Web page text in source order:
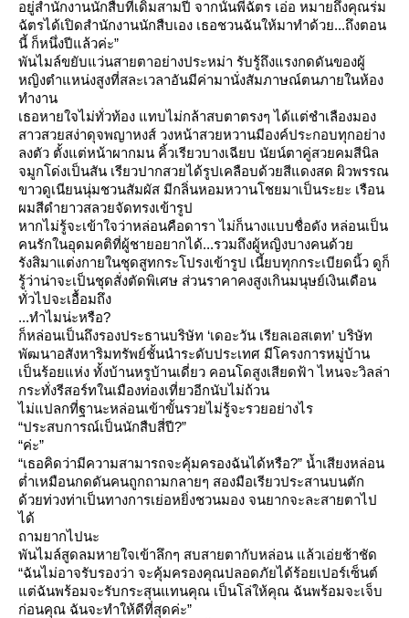
อยู่สำนักงานนักสืบที่เดิมสามปี จากนั้นพี่ฉัตร เอ่อ หมายถึงคุณร่ม
ฉัตรได้เปิดสำนักงานนักสืบเอง เธอชวนฉันให้มาทำด้วย...ถึงตอน
นี้ ก็หนึ่งปีแล้วค่ะ”
พันไมล์ขยับแว่นสายตาอย่างประหม่า รับรู้ถึงแรงกดดันของผู้
หญิงตำแหน่งสูงที่สละเวลาอันมีค่ามานั่งสัมภาษณ์ตนภายในห้อง
ทำงาน
เธอหายใจไม่ทั่วท้อง แทบไม่กล้าสบตาตรงๆ ได้แต่ชำเลืองมอง
สาวสวยสง่าดุจพญาหงส์ วงหน้าสวยหวานมีองค์ประกอบทุกอย่าง
ลงตัว ตั้งแต่หน้าผากมน คิ้วเรียวบางเฉียบ นัยน์ตาคู่สวยคมสีนิล
จมูกโด่งเป็นสัน เรียวปากสวยได้รูปเคลือบด้วยสีแดงสด ผิวพรรณ
ขาวดูเนียนนุ่มชวนสัมผัส มีกลิ่นหอมหวานโชยมาเป็นระยะ เรือน
ผมสีดำยาวสลวยจัดทรงเข้ารูป
หากไม่รู้จะเข้าใจว่าหล่อนคือดารา ไม่ก็นางแบบชื่อดัง หล่อนเป็น
คนรักในอุดมคติที่ผู้ชายอยากได้...รวมถึงผู้หญิงบางคนด้ว
รังสิมาแต่งกายในชุดสูทกระโปรงเข้ารูป เนี้ยบทุกกระเบียดนิ้ว ดูก็
รู้ว่าน่าจะเป็นชุดสั่งตัดพิเศษ ส่วนราคาคงสูงเกินมนุษย์เงินเดือน
ทั่วไปจะเอื้อมถึง
...ทำไมน่ะหรือ?
ก็หล่อนเป็นถึงรองประธานบริษัท ‘เดอะวัน เรียลเอสเตท’ บริษัท
พัฒนาอสังหาริมทรัพย์ชั้นนำระดับประเทศ มีโครงการหมู่บ้าน
เป็นร้อยแห่ง ทั้งบ้านหรูบ้านเดี่ยว คอนโดสูงเสียดฟ้า ไหนจะวิลล่า
กระทั่งรีสอร์ทในเมืองท่องเที่ยวอีกนับไม่ถ้วน
ไม่แปลกที่ฐานะหล่อนเข้าขั้นรวยไม่รู้จะรวยอย่างไร
“ประสบการณ์เป็นนักสืบสี่ปี?”
“ค่ะ”
“เธอคิดว่ามีความสามารถจะคุ้มครองฉันได้หรือ?” น้ำเสียงหล่อน
ต่ำเหมือนกดดันคนถูกถามกลายๆ สองมือเรียวประสานบนตัก
ด้วยท่วงท่าเป็นทางการเย่อหยิ่งชวนมอง จนยากจะละสายตาไป
ได้
ถามยากไปนะ
พันไมล์สูดลมหายใจเข้าลึกๆ สบสายตากับหล่อน แล้วเอ่ยช้าชัด
“ฉันไม่อาจรับรองว่า จะคุ้มครองคุณปลอดภัยได้ร้อยเปอร์เซ็นต์
ต่ฉันพร้อมจะรับกระสุนแทนคุณ เป็นโล่ให้คุณ ฉันพร้อมจะเจ็บ
ก่อนคุณ ฉันจะทำให้ดีที่สุดค่ะ”